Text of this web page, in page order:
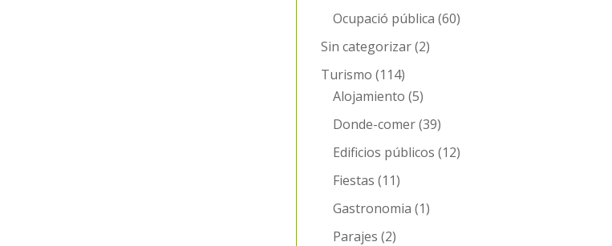
Ocupació pública (60)
Sin categorizar(2)
Turismo (114)
Alojamiento (5)
Donde-comer(39)
Edificios públicos (12)
Fiestas (11)
Gastronomia (1)
Parajes (2)